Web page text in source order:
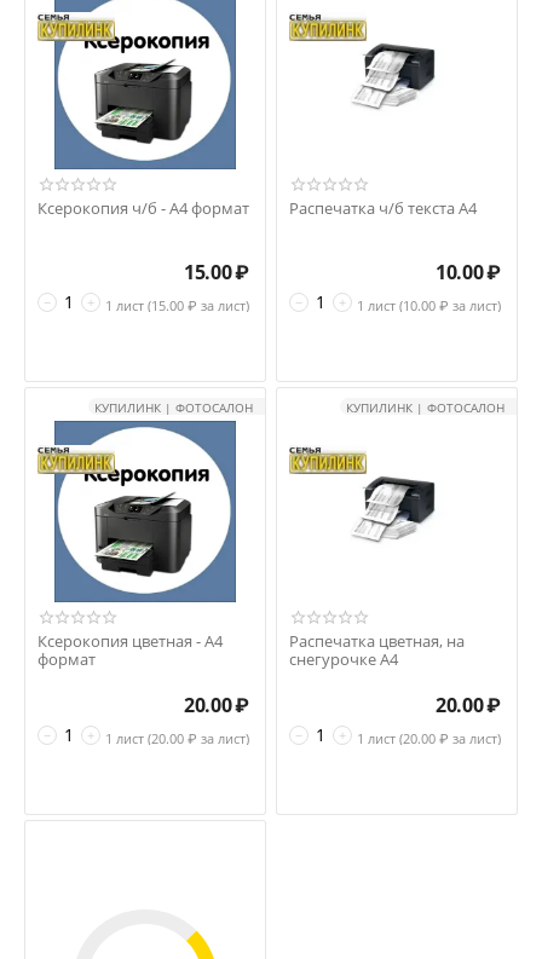
Ксерокопия ч/б - А4 формат
+
−
15.00₽
1 лист (15.00 ₽ за лист)
Распечатка ч/б текста А4
+
−
10.00₽
1 лист (10.00 ₽ за лист)
КУПИЛИНК | ФОТОСАЛОН
Ксерокопия цветная - А4
формат
+
−
20.00₽
1 лист (20.00 ₽ за лист)
КУПИЛИНК | ФОТОСАЛОН
Распечатка цветная, на
снегурочке А4
+
−
20.00₽
1 лист (20.00 ₽ за лист)